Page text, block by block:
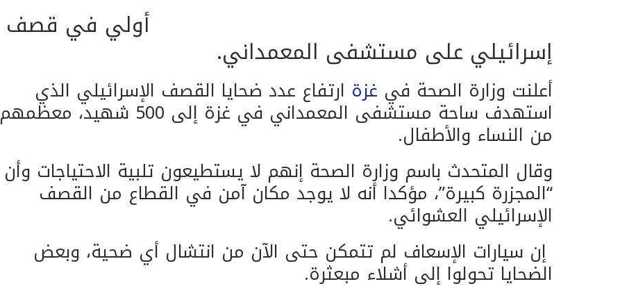
أولي في قصف
إسرائيلي على مستشفى المعمداني.
أعلنت وزارة الصحة في غزة ارتفاع عدد ضحايا القصف الإسرائيلي الذي
استهدف ساحة مستشفى المعمداني في غزة إلى 500 شهيد، معظمهم
من النساء والأطفال.
وقال المتحدث باسم وزارة الصحة إنهم لا يستطيعون تلبية الاحتياجات وأن
“المجزرة كبيرة”، مؤكدا أنه لا يوجد مكان آمن في القطاع من القصف
الإسرائيلي العشوائي.
إن سيارات الإسعاف لم تتمكن حتى الآن من انتشال أي ضحية، وبعض
الضحايا تحولوا إلى أشلاء مبعثرة.